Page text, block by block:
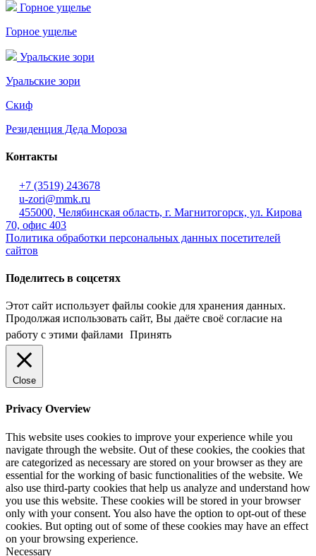
Горное ущелье
Горное ущелье
Уральские зори
Уральские зори
Скиф
Резиденция Деда Мороза
Контакты
+7 (3519) 243678
u-zori@mmk.ru
455000, Челябинская область, г. Магнитогорск, ул. Кирова
70, офис 403
Политика обработки персональных данных посетителей
сайтов
Поделитесь в соцсетях
Этот сайт использует файлы cookie для хранения данных.
Продолжая использовать сайт, Вы даёте своё согласие на
работу с этими файлами Принять
Close
Privacy Overview
This website uses cookies to improve your experience while you
navigate through the website. Out of these cookies, the cookies that
are categorized as necessary are stored on your browser as they are
essential for the working of basic functionalities of the website. We
also use third-party cookies that help us analyze and understand how
you use this website. These cookies will be stored in your browser
only with your consent. You also have the option to opt-out of these
cookies. But opting out of some of these cookies may have an effect
on your browsing experience.
Necessary